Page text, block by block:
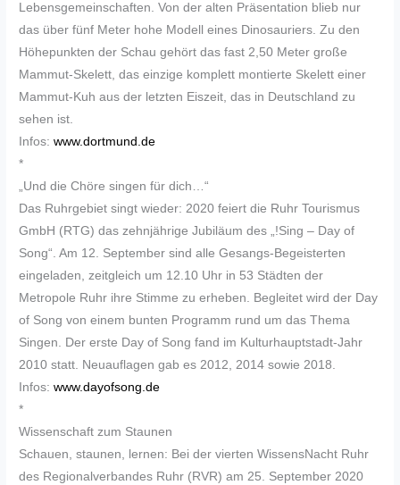
Lebensgemeinschaften. Von der alten Präsentation blieb nur
das über fünf Meter hohe Modell eines Dinosauriers. Zu den
Höhepunkten der Schau gehört das fast 2,50 Meter große
Mammut-Skelett, das einzige komplett montierte Skelett einer
Mammut-Kuh aus der letzten Eiszeit, das in Deutschland zu
sehen ist.
Infos:www.dortmund.de
*
„Und die Chöre singen für dich…“
Das Ruhrgebiet singt wieder: 2020 feiert die Ruhr Tourismus
GmbH (RTG) das zehnjährige Jubiläum des „!Sing – Day of
Song“. Am 12. September sind alle Gesangs-Begeisterten
eingeladen, zeitgleich um 12.10 Uhr in 53 Städten der
Metropole Ruhr ihre Stimme zu erheben. Begleitet wird der Day
of Song von einem bunten Programm rund um das Thema
Singen. Der erste Day of Song fand im Kulturhauptstadt-Jahr
2010 statt. Neuauflagen gab es 2012, 2014 sowie 2018.
Infos:www.dayofsong.de
*
Wissenschaft zum Staunen
Schauen, staunen, lernen: Bei der vierten WissensNacht Ruhr
des Regionalverbandes Ruhr (RVR) am 25. September 2020